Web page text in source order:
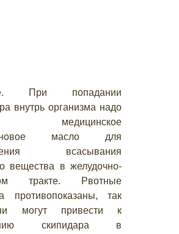
При попадании
внутрь организма надо
медицинское
масло для
всасывания
вещества в желудочно-
тракте. Рвотные
противопоказаны, так
могут привести к
скипидара в